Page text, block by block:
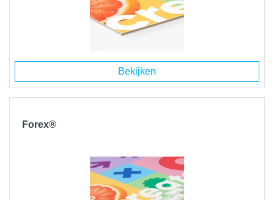
Bekijken
Forex®